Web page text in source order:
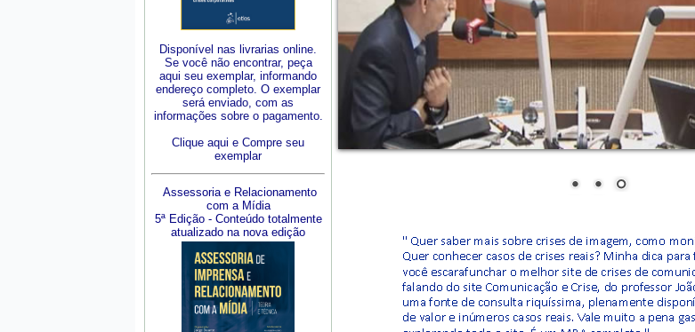
Disponível nas livrarias online.
Se você não encontrar, peça
aqui seu exemplar, informando
endereço completo. O exemplar
será enviado, com as
informações sobre o pagamento.
Clique aqui e Compre seu
exemplar
Assessoria e Relacionamento
com a Mídia
5ª Edição - Conteúdo totalmente
atualizado na nova edição